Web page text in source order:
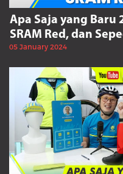
Apa Saja yang Baru
SRAM Red, dan
05 January 2024